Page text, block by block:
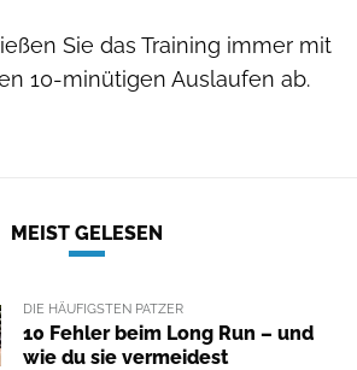
Sie das Training immer mit
10-minütigen Auslaufen ab.
MEIST GELESEN
DIE HÄUFIGSTEN PATZER
10 Fehler beim Long Run – und
wie du sie vermeidest